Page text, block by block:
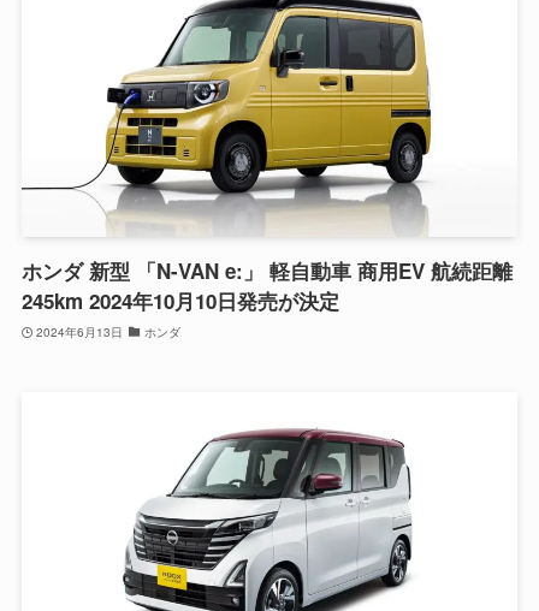
ホンダ 新型 「N-VAN e:」 軽自動車 商用EV 航続距離
245km 2024年10月10日発売が決定
2024年6月13日 ホンダ